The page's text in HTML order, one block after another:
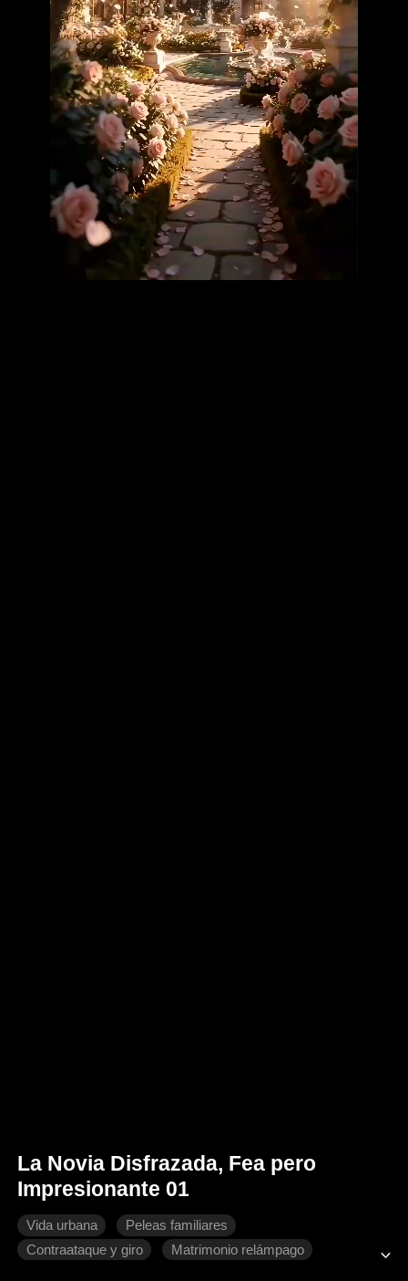
La Novia Disfrazada, Fea pero
Impresionante 01
Vida urbana
Peleas familiares
Contraataque y giro
Matrimonio relámpago